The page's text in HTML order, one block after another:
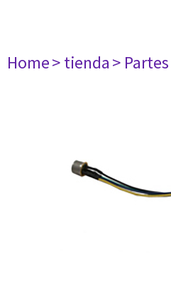
Home> tienda> Partes